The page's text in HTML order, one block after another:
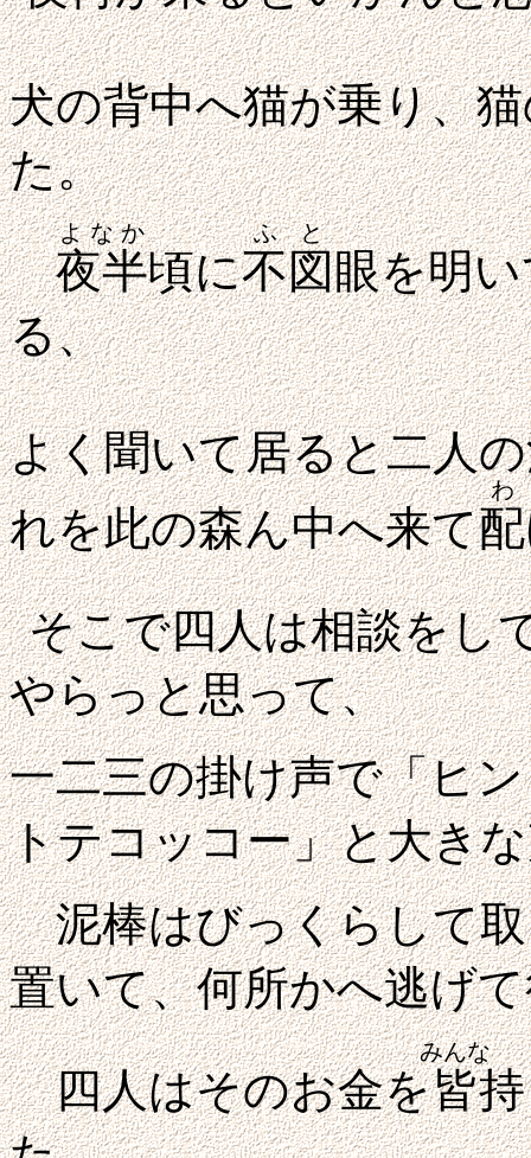
犬の背中へ猫が乗り、
た。
夜半
よなか
頃に不図
ふと
眼を明
る、
よく聞いて居ると二人
れを此の森ん中へ来て配
わ
そこで四人は相談をし
やらっと思って、
一二三の掛け声で「ヒ
トテコッコー」と大き
泥棒はびっくらして取
置いて、何所かへ逃げ
四人はそのお金を皆
みんな